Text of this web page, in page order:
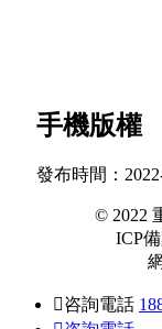
手機版權
發布時間：
© 2022
ICP備
咨詢電話